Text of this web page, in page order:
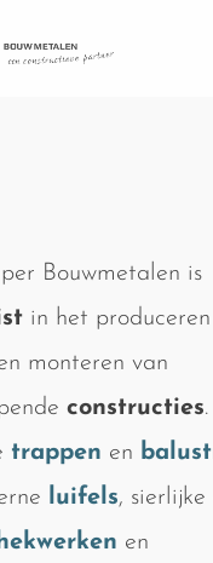
Bouwmetalen is
in het
monteren van
constructies
trappen en
luifels, sierlijke
en